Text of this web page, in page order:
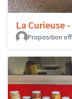
La Curieuse
Proposition